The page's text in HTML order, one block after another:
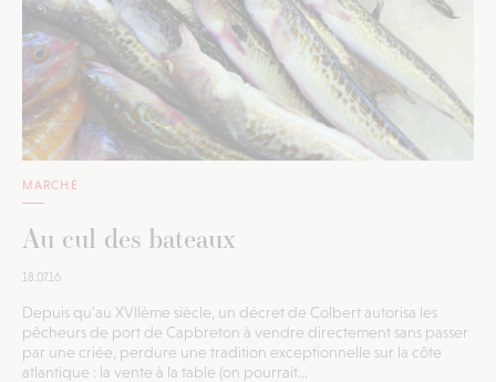
MARCHÉ
Au cul des bateaux
18.07.16
Depuis qu’au XVIIème siècle, un décret de Colbert autorisa les
pêcheurs de port de Capbreton à vendre directement sans passer
par une criée, perdure une tradition exceptionnelle sur la côte
atlantique : la vente à la table (on pourrait...